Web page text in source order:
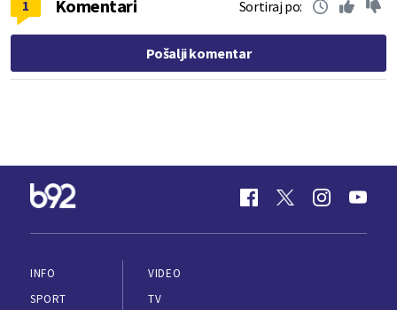
1 Komentari Sortiraj po:
Pošalji komentar
INFO
SPORT
VIDEO
TV